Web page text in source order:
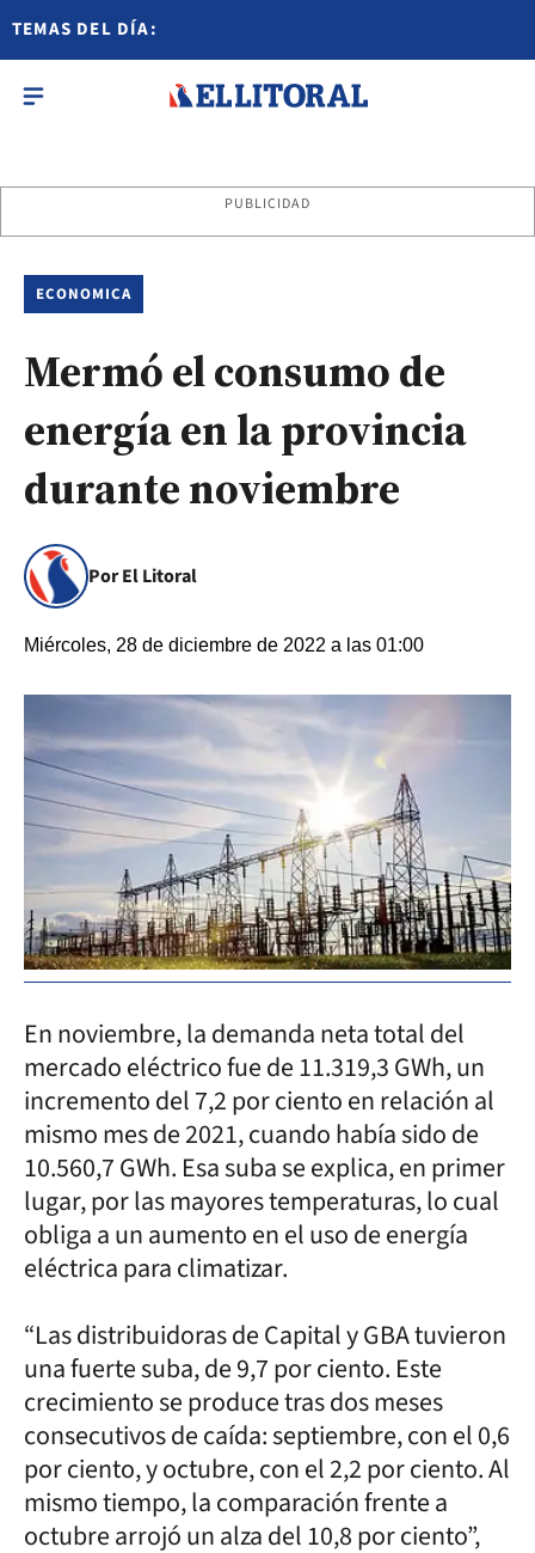
TEMAS DEL DÍA:
PUBLICIDAD
ECONOMICA
Mermó el consumo de
energía en la provincia
durante noviembre
Por El Litoral
Miércoles, 28 de diciembre de 2022 a las 01:00
En noviembre, la demanda neta total del
mercado eléctrico fue de 11.319,3 GWh, un
incremento del 7,2 por ciento en relación al
mismo mes de 2021, cuando había sido de
10.560,7 GWh. Esa suba se explica, en primer
lugar, por las mayores temperaturas, lo cual
obliga a un aumento en el uso de energía
eléctrica para climatizar.
“Las distribuidoras de Capital y GBA tuvieron
una fuerte suba, de 9,7 por ciento. Este
crecimiento se produce tras dos meses
consecutivos de caída: septiembre, con el 0,6
por ciento, y octubre, con el 2,2 por ciento. Al
mismo tiempo, la comparación frente a
octubre arrojó un alza del 10,8 por ciento”,